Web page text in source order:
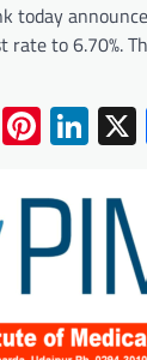
today
rate to 6.70%.
Email